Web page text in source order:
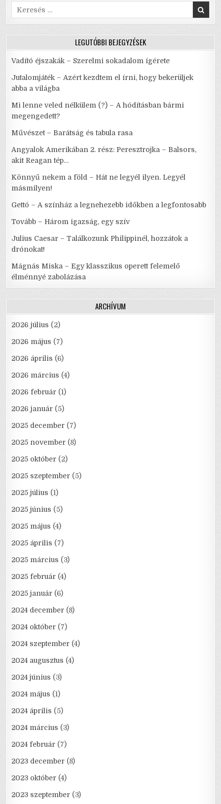
Search
for:
LEGUTÓBBI BEJEGYZÉSEK
Vadító éjszakák – Szerelmi sokadalom ígérete
Jutalomjáték – Azért kezdtem el írni, hogy bekerüljek
abba a világba
Mi lenne veled nélkülem (?) – A hódításban bármi
megengedett?
Művészet – Barátság és tabula rasa
Angyalok Amerikában 2. rész: Peresztrojka – Balsors,
akit Reagan tép…
Könnyű nekem a föld – Hát ne legyél ilyen. Legyél
másmilyen!
Gettó – A színház a legnehezebb időkben a legfontosabb
Tovább – Három igazság, egy szív
Julius Caesar – Találkozunk Philippinél, hozzátok a
drónokat!
Mágnás Miska – Egy klasszikus operett felemelő
élménnyé zabolázása
ARCHÍVUM
2026 július (2)
2026 május (7)
2026 április (6)
2026 március (4)
2026 február (1)
2026 január (5)
2025 december (7)
2025 november (8)
2025 október (2)
2025 szeptember (5)
2025 július (1)
2025 június (5)
2025 május (4)
2025 április (7)
2025 március (3)
2025 február (4)
2025 január (6)
2024 december (8)
2024 október (7)
2024 szeptember (4)
2024 augusztus (4)
2024 június (3)
2024 május (1)
2024 április (5)
2024 március (3)
2024 február (7)
2023 december (8)
2023 október (4)
2023 szeptember (3)